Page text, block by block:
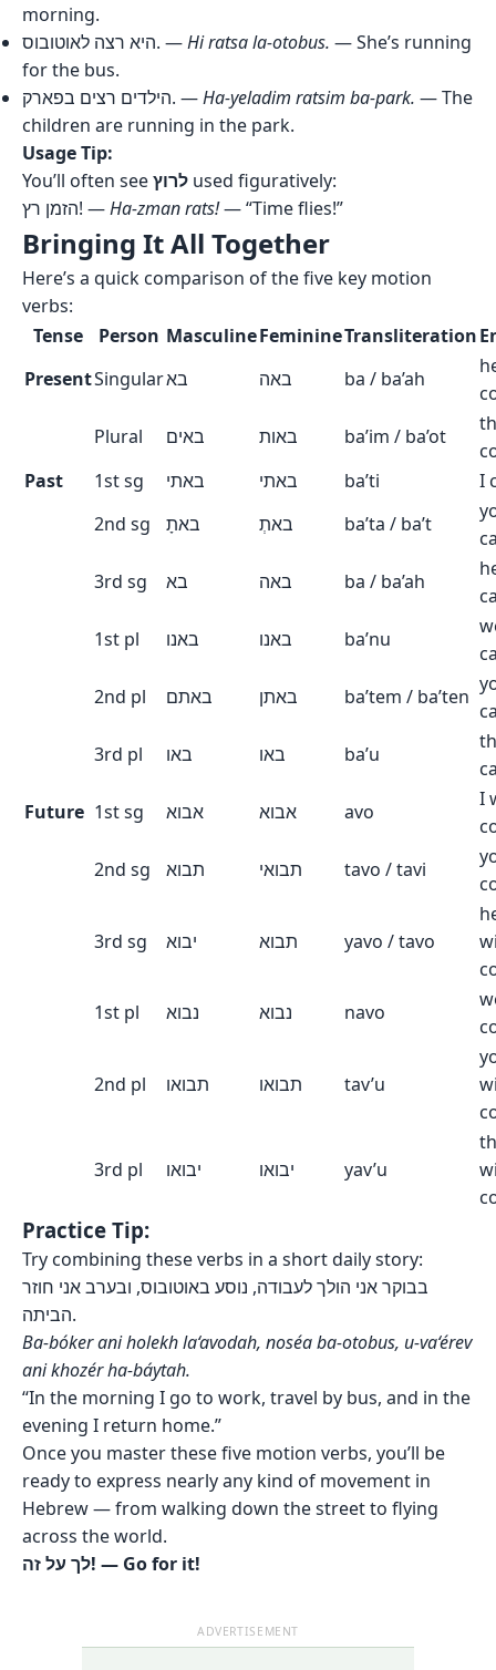
morning.
היא רצה לאוטובוס. —Hi ratsa la-otobus. — She’s running
for the bus.
הילדים רצים בפארק. —Ha-yeladim ratsim ba-park. — The
children are running in the park.
Usage Tip:
You’ll often seeלרוץ used figuratively:
הזמן רץ! —Ha-zman rats!— “Time flies!”
Bringing It All Together
Here’s a quick comparison of the five key motion
verbs:
Tense
Person MasculineFeminineTransliteration
PresentSingularבא באה ba / ba’ah
Plural
באים באות ba’im / ba’ot
Past
1st sg באתי באתי ba’ti
I
2nd sg
באתָ באתְ ba’ta / ba’t
3rd sg
בא באה ba / ba’ah
1st pl
באנו באנו ba’nu
2nd pl
באתם באתן ba’tem / ba’ten
3rd pl
באו באו ba’u
Future 1st sg אבוא אבוא avo
I
2nd sg
תבוא תבואי tavo / tavi
3rd sg יבוא תבוא yavo / tavo
1st pl
נבוא נבוא navo
2nd pl תבואו תבואו tav’u
3rd pl יבואו יבואו yav’u
Practice Tip:
Try combining these verbs in a short daily story:
בבוקר אני הולך לעבודה, נוסע באוטובוס, ובערב אני חוזר
הביתה.
Ba-bóker ani holekh la‘avodah, noséa ba-otobus, u-va‘érev
ani khozér ha-báytah.
“In the morning I go to work, travel by bus, and in the
evening I return home.”
Once you master these five motion verbs, you’ll be
ready to express nearly any kind of movement in
Hebrew — from walking down the street to flying
across the world.
לך על זה! — Go for it!
ADVERTISEMENT